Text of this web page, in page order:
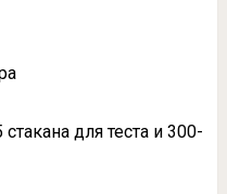
для теста и 300-